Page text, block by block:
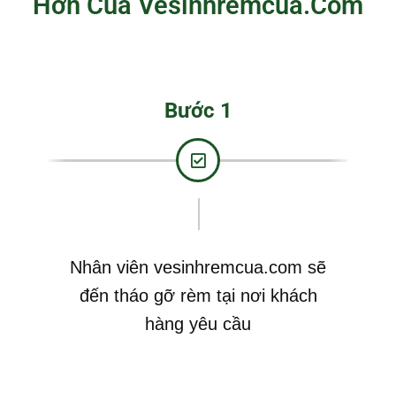
Bước 1
Nhân viên vesinhremcua.com sẽ
đến tháo gỡ rèm tại nơi khách
hàng yêu cầu